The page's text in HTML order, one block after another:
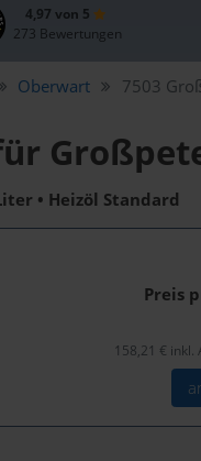
4,97 von 5
273 Bewertungen
Oberwart 7503
• Heizöl Standard
Preis
158,21 € inkl.